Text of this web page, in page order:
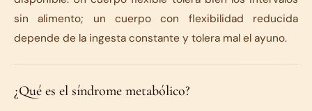
sin alimento; un cuerpo con flexibilidad reducida
depende de la ingesta constante y tolera mal el ayuno.
¿Qué es el síndrome metabólico?